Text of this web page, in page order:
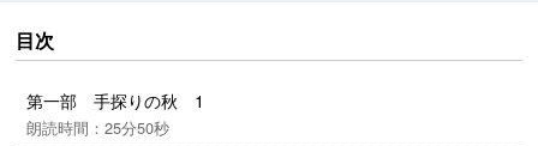
だが、狭くて変則的な構造は選手に不評で、監督・樋
口は采配に苦慮、フロントとの軋轢も生じる。
しかしシーズン後半、投打が徐々に噛み合って、チー
ムは優勝争いに絡んでいく――。
目次
第一部 手探りの秋 1
朗読時間：25分50秒